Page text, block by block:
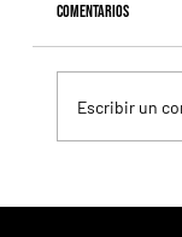
Comentarios
Escribir un